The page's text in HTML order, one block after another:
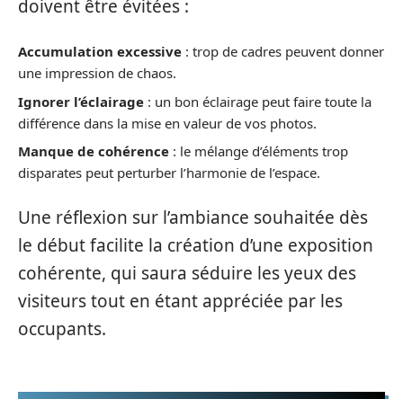
doivent être évitées :
Accumulation excessive : trop de cadres peuvent donner
une impression de chaos.
Ignorer l’éclairage : un bon éclairage peut faire toute la
différence dans la mise en valeur de vos photos.
Manque de cohérence : le mélange d’éléments trop
disparates peut perturber l’harmonie de l’espace.
Une réflexion sur l’ambiance souhaitée dès
le début facilite la création d’une exposition
cohérente, qui saura séduire les yeux des
visiteurs tout en étant appréciée par les
occupants.